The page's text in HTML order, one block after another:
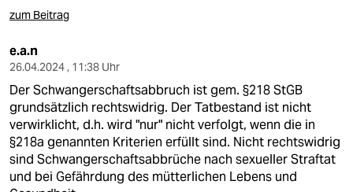
zum Beitrag
e.a.n
26.04.2024 , 11:38 Uhr
Der Schwangerschaftsabbruch ist gem. §218 StGB
grundsätzlich rechtswidrig. Der Tatbestand ist nicht
verwirklicht, d.h. wird "nur" nicht verfolgt, wenn die in
§218a genannten Kriterien erfüllt sind. Nicht rechtswidrig
sind Schwangerschaftsabbrüche nach sexueller Straftat
und bei Gefährdung des mütterlichen Lebens und